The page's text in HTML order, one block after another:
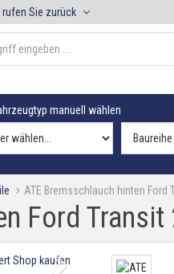
rufen Sie zurück
manuell wählen
ATE Bremsschlauch hinten Ford
Ford Transit